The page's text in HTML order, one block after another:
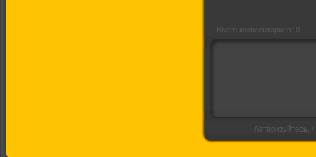
Всего комментариев: 0
Авторизуйтесь,